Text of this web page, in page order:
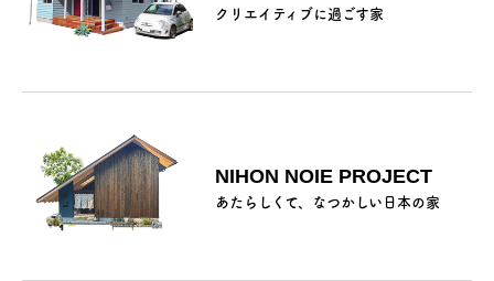
クリエイティブに過ごす家
NIHON NOIE PROJECT
あたらしくて、なつかしい日本の家